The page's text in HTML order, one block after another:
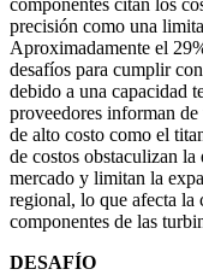
componentes citan los
precisión como una
Aproximadamente el
desafíos para cumplir
debido a una capacidad
proveedores informan
de alto costo como el
de costos obstaculizan la
mercado y limitan la
regional, lo que afecta la
componentes de las
DESAFÍO